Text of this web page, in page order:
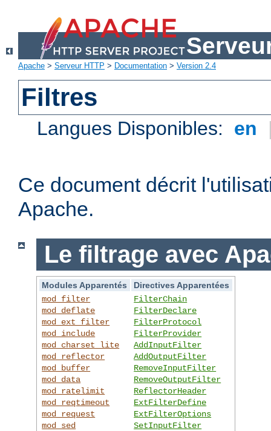
Apache > Serveur HTTP > Documentation > Version 2.4
Filtres
Langues Disponibles: en
Ce document décrit
Apache.
Le filtrage avec
Modules Apparentés
Directives Apparentées
mod_filter
mod_deflate
mod_ext_filter
mod_include
mod_charset_lite
mod_reflector
mod_buffer
mod_data
mod_ratelimit
mod_reqtimeout
mod_request
mod_sed
FilterChain
FilterDeclare
FilterProtocol
FilterProvider
AddInputFilter
AddOutputFilter
RemoveInputFilter
RemoveOutputFilter
ReflectorHeader
ExtFilterDefine
ExtFilterOptions
SetInputFilter